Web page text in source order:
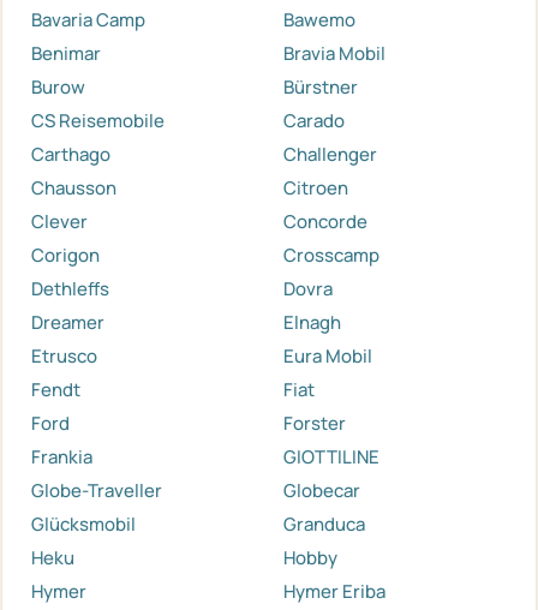
Bavaria Camp
Bawemo
Benimar
Bravia Mobil
Burow
Bürstner
CS Reisemobile
Carado
Carthago
Challenger
Chausson
Citroen
Clever
Concorde
Corigon
Crosscamp
Dethleffs
Dovra
Dreamer
Elnagh
Etrusco
Eura Mobil
Fendt
Fiat
Ford
Forster
Frankia
GIOTTILINE
Globe-Traveller
Globecar
Glücksmobil
Granduca
Heku
Hobby
Hymer
Hymer Eriba